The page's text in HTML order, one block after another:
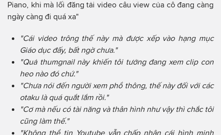
Piano, khi mà lối đăng tải video câu view của cô đang càng
ngày càng đi quá xa"
"Cái video trông thế này mà được xếp vào hạng mục
Giáo dục đấy, bất ngờ chưa."
"Quả thumgnail này khiến tôi tưởng đang xem clip con
heo nào đó chứ."
"Chưa nói đến người xem phổ thông, thế này đối với các
otaku là quá quắt lắm rồi."
"Cơ mà nếu có tài năng và thân hình như vậy thì chắc tôi
cũng làm thế."
"Không thể tin Youtube vẫn chấp nhận cái hình minh